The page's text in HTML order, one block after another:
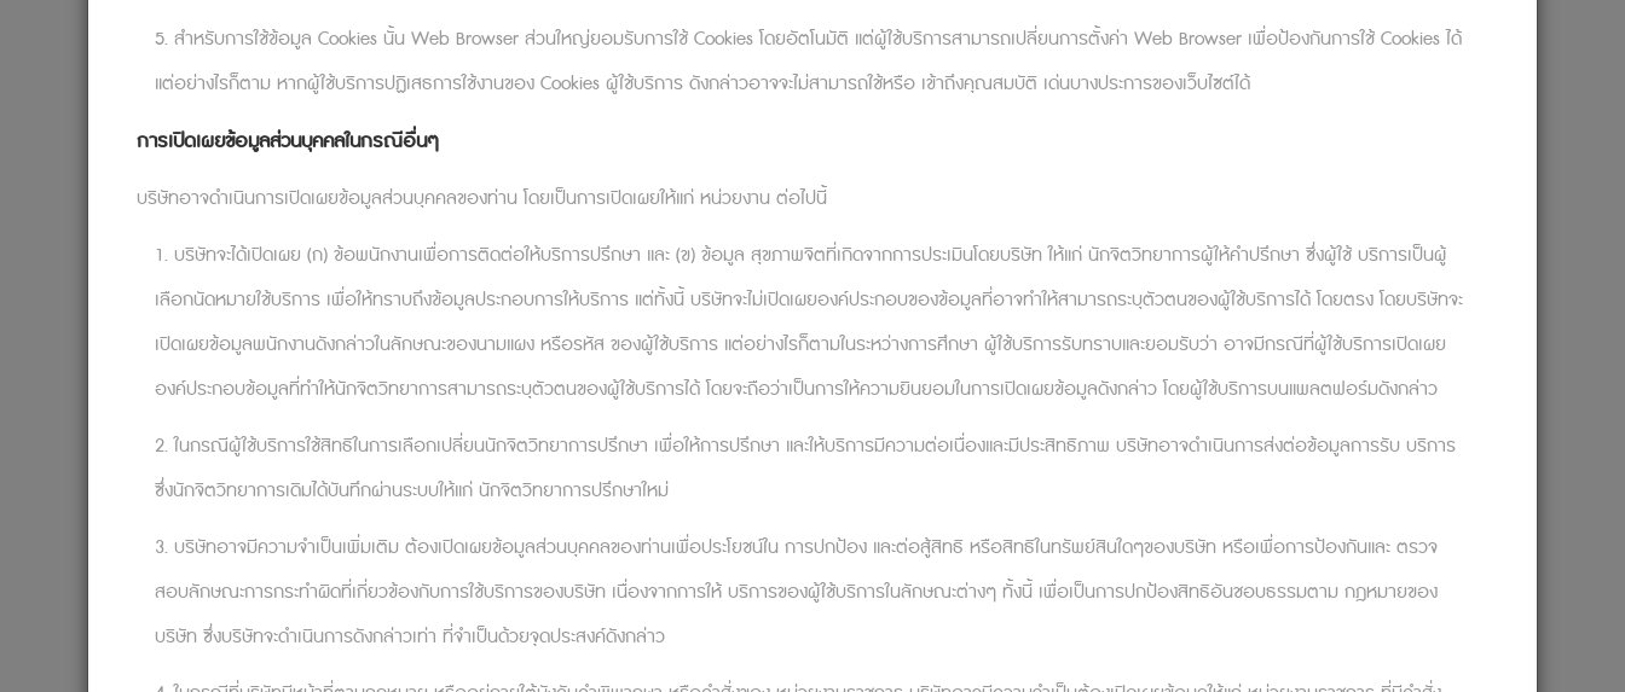
ส่วนหนึ่งของประวัติศาสตร์องค์กร สิ่งที่เราได้เรียนรู้จากเหตุการณ์นี้คือ เมื่อเราคิดว่างานของเราเป็นเพียงแค่อาชีพที่ทำ เราก็จะพลาดโอกาสในการ
มองเห็นตัวเองเป็นส่วนหนึ่งของภารกิจองค์กร หรือเป็นสมาชิกของทีมที่จะสร้างประวัติศาสตร์นั่นเอง
วิธีที่ง่ายที่สุดในการเริ่มให้ความสำคัญกับการสร้างประวัติศาสตร์องค์กร คือ การถามตัวเองว่าเป้าหมายในการทำงานที่เราต้องการทำให้
สำเร็จมากที่สุดคือสิ่งใด ทำไมเราจึงไขว่คว้าและเลือกรับงานนี้ตั้งแต่ต้น
คำถามเหล่านี้เป็นเรื่องสำคัญอย่างยิ่งสำหรับคนที่แรงบันดาลใจที่เคยพุ่งแรงมอดดับลงไป เช่น สมมติว่าเราเป็น Creative Director (ผู้กำกับ
ศิลป์) ของบริษัทโฆษณาแห่งหนึ่ง ซึ่งกำลังหัวเสียกับลูกค้าที่มักจะเลือกอะไรที่จืดชืดและไม่มีความสร้างสรรค์ เราควรจะจัดการกับเรื่องนี้อย่างไร?
คำตอบคือการปรับเปลี่ยนความคิดของเรา จากการคิดว่า “ลูกค้าคนนี้เป็นคนเขลา” ให้เปลี่ยนเป็น “ฉันอยากทำงานกับลูกค้าที่ตัดสินใจเลือก
สิ่งที่สร้างสรรค์และฉีกแนวมากกว่านี้” การกลับไปสู่สิ่งที่ดึงดูดให้เรามาสนใจสายงานหรือองค์กรนี้เป็นเรื่องที่สำคัญ เพราะการเอาแต่สนใจสิ่งที่ไม่
ต้องการมีแต่จะนำพาสิ่งนั้นมาสู่เรานั่นเอง
นอกจากนี้ การทำตามเป้าหมายที่นอกเหนือจากการทำงานยังสามารถเพิ่มความพึงพอใจในงานของเราอีกด้วย ซึ่งจะส่งผลให้เรามีความมุ่ง
จุดแข็งเป็นสิ่งสำคัญ
เคยพิจารณาไหมว่าอะไรคือสิ่งที่เราทำได้ดี? เพราะสิ่งที่ควรทำคือการสร้างรายการจุดแข็งในที่ทำงานของเรา และลองถามตัวเองดูว่าเราได้นำ
5. สำหรับการใช้ข้อมูล Cookies นั้น Web Browser ส่วนใหญ่ยอมรับการใช้ Cookies โดยอัตโนมัติ แต่ผู้ใช้บริการสามารถเปลี่ยนการตั้งค่า Web Browser เพื่อป้องกันการใช้ Cookies ได้
แต่อย่างไรก็ตาม หากผู้ใช้บริการปฏิเสธการใช้งานของ Cookies ผู้ใช้บริการ ดังกล่าวอาจจะไม่สามารถใช้หรือ เข้าถึงคุณสมบัติ เด่นบางประการของเว็บไซต์ได้
การเปิดเผยข้อมูลส่วนบุคคลในกรณีอื่นๆ
บริษัทอาจดำเนินการเปิดเผยข้อมูลส่วนบุคคลของท่าน โดยเป็นการเปิดเผยให้แก่ หน่วยงาน ต่อไปนี้
1. บริษัทจะได้เปิดเผย (ก) ข้อพนักงานเพื่อการติดต่อให้บริการปรึกษา และ (ข) ข้อมูล สุขภาพจิตที่เกิดจากการประเมินโดยบริษัท ให้แก่ นักจิตวิทยาการผู้ให้คำปรึกษา ซึ่งผู้ใช้ บริการเป็นผู้
เลือกนัดหมายใช้บริการ เพื่อให้ทราบถึงข้อมูลประกอบการให้บริการ แต่ทั้งนี้ บริษัทจะไม่เปิดเผยองค์ประกอบของข้อมูลที่อาจทำให้สามารถระบุตัวตนของผู้ใช้บริการได้ โดยตรง โดยบริษัทจะ
เปิดเผยข้อมูลพนักงานดังกล่าวในลักษณะของนามแผง หรือรหัส ของผู้ใช้บริการ แต่อย่างไรก็ตามในระหว่างการศึกษา ผู้ใช้บริการรับทราบและยอมรับว่า อาจมีกรณีที่ผู้ใช้บริการเปิดเผย
องค์ประกอบข้อมูลที่ทำให้นักจิตวิทยาการสามารถระบุตัวตนของผู้ใช้บริการได้ โดยจะถือว่าเป็นการให้ความยินยอมในการเปิดเผยข้อมูลดังกล่าว โดยผู้ใช้บริการบนแพลตฟอร์มดังกล่าว
2. ในกรณีผู้ใช้บริการใช้สิทธิในการเลือกเปลี่ยนนักจิตวิทยาการปรึกษา เพื่อให้การปรึกษา และให้บริการมีความต่อเนื่องและมีประสิทธิภาพ บริษัทอาจดำเนินการส่งต่อข้อมูลการรับ บริการ
ซึ่งนักจิตวิทยาการเดิมได้บันทึกผ่านระบบให้แก่ นักจิตวิทยาการปรึกษาใหม่
3. บริษัทอาจมีความจำเป็นเพิ่มเติม ต้องเปิดเผยข้อมูลส่วนบุคคลของท่านเพื่อประโยชน์ใน การปกป้อง และต่อสู้สิทธิ หรือสิทธิในทรัพย์สินใดๆของบริษัท หรือเพื่อการป้องกันและ ตรวจ
สอบลักษณะการกระทำผิดที่เกี่ยวข้องกับการใช้บริการของบริษัท เนื่องจากการให้ บริการของผู้ใช้บริการในลักษณะต่างๆ ทั้งนี้ เพื่อเป็นการปกป้องสิทธิอันชอบธรรมตาม กฎหมายของ
บริษัท ซึ่งบริษัทจะดำเนินการดังกล่าวเท่า ที่จำเป็นด้วยจุดประสงค์ดังกล่าว